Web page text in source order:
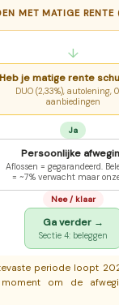
MET MATIGE
↓
Heb je matige rente
DUO (2,33%), autolening,
aanbiedingen
Ja
Persoonlijke
Aflossen = gegarandeerd.
= ~7% verwacht maar
Nee / klaar
Ga verder →
Sectie 4: beleggen
periode loopt
om de